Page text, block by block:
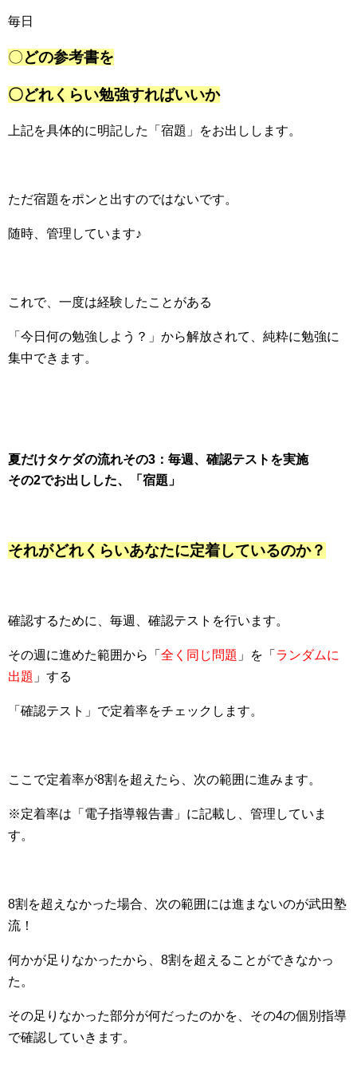
毎日
〇どの参考書を
〇どれくらい勉強すればいいか
上記を具体的に明記した「宿題」をお出しします。
ただ宿題をポンと出すのではないです。
随時、管理しています♪
これで、一度は経験したことがある
「今日何の勉強しよう？」から解放されて、純粋に勉強に
集中できます。
夏だけタケダの流れその3：毎週、確認テストを実施
その2でお出しした、「宿題」
それがどれくらいあなたに定着しているのか？
確認するために、毎週、確認テストを行います。
その週に進めた範囲から「 全く同じ問題 」を「 ランダムに
出題 」する
「確認テスト」で定着率をチェックします。
ここで定着率が8割を超えたら、次の範囲に進みます。
※定着率は「電子指導報告書」に記載し、管理していま
す。
8割を超えなかった場合、次の範囲には進まないのが武田塾
流！
何かが足りなかったから、8割を超えることができなかっ
た。
その足りなかった部分が何だったのかを、その4の個別指導
で確認していきます。